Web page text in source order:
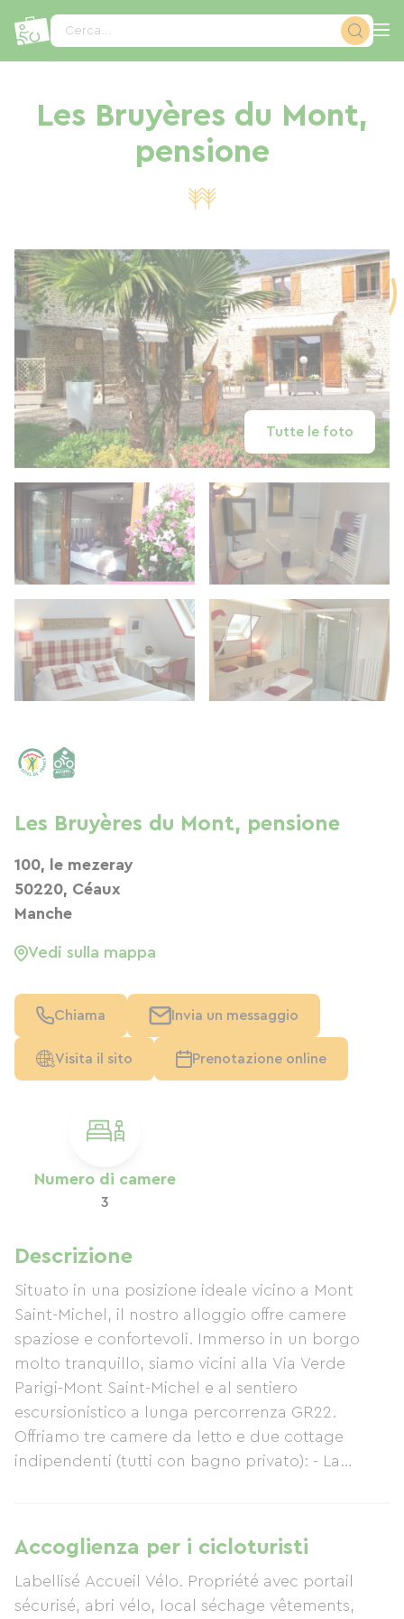
Cerca...
Les Bruyères du Mont,
pensione
Tutte le foto
Numero di camere
3
Descrizione
Situato in una posizione ideale vicino a Mont
Saint-Michel, il nostro alloggio offre camere
spaziose e confortevoli. Immerso in un borgo
molto tranquillo, siamo vicini alla Via Verde
Parigi-Mont Saint-Michel e al sentiero
escursionistico a lunga percorrenza GR22.
Offriamo tre camere da letto e due cottage
indipendenti (tutti con bagno privato): - La
bagno. Una camera ha un letto matrimoniale e
la camera adiacente ha un letto singolo. - La
camera Garden è ideale per una coppia, con la
sua terrazza privata e la cabina doccia. Una ricca
Accoglienza per i cicloturisti
Labellisé Accueil Vélo. Propriété avec portail
sécurisé, abri vélo, local séchage vêtements,
Les Bruyères du Mont, pensione
100, le mezeray
50220, Céaux
Manche
Vedi sulla mappa
Chiama Invia un messaggio
Visita il sito Prenotazione online
Pannello di gestione dei cookies